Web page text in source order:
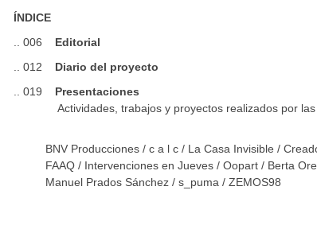
ÍNDICE
.. 006 Editorial
.. 012 Diario del proyecto
.. 019 Presentaciones
Actividades, trabajos y proyectos realizados por las
BNV Producciones / c a l c / La Casa Invisible /
FAAQ / Intervenciones en Jueves / Oopart / Berta
Manuel Prados Sánchez / s_puma / ZEMOS98